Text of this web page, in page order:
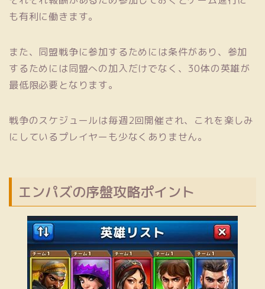
も有利に働きます。
また、同盟戦争に参加するためには条件があり、参加
するためには同盟への加入だけでなく、30体の英雄が
最低限必要となります。
戦争のスケジュールは毎週2回開催され、これを楽しみ
にしているプレイヤーも少なくありません。
エンパズの序盤攻略ポイント